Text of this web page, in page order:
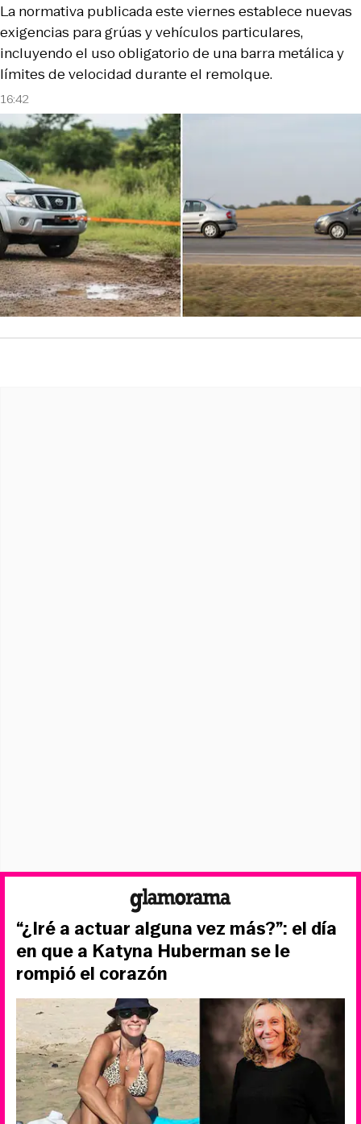
16:42
La normativa publicada este viernes establece nuevas
exigencias para grúas y vehículos particulares,
incluyendo el uso obligatorio de una barra metálica y
límites de velocidad durante el remolque.
“¿Iré a actuar alguna vez más?”: el día
en que a Katyna Huberman se le
rompió el corazón